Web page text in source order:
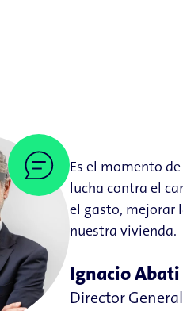
Es el momento
lucha contra el
el gasto, mejorar
nuestra vivienda.
Ignacio Abati
Director